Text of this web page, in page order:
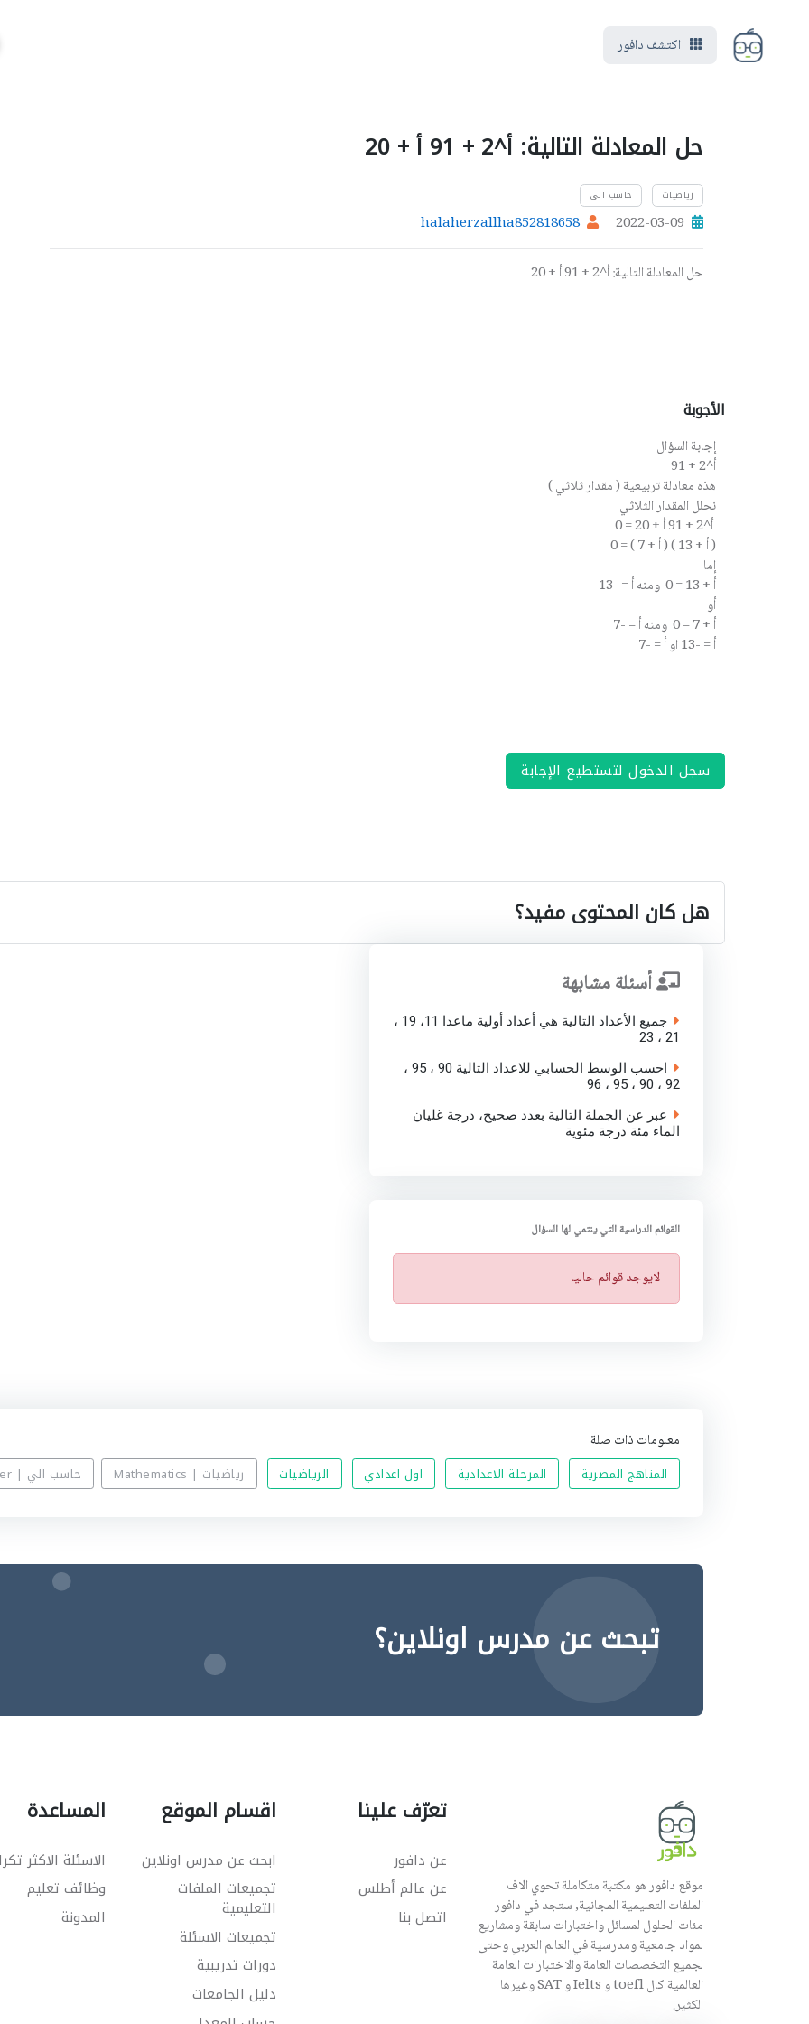
اكتشف دافور
حل المعادلة التالية: أ^2 + 91 أ + 20
رياضيات حاسب الي
2022-03-09
halaherzallha852818658
حل المعادلة التالية: أ^2 + 91 أ + 20
الأجوبة
إجابة السؤال
أ^2 + 91
هذه معادلة تربيعية ( مقدار ثلاثي )
نحلل المقدار الثلاثي
أ^2 + 91 أ + 20 = 0
( أ + 13 ) ( أ + 7 ) = 0
إما
أ + 13 = 0 ومنه أ = -13
أو
أ + 7 = 0 ومنه أ = -7
أ = -13 او أ = -7
سجل الدخول لتستطيع الإجابة
هل كان المحتوى مفيد؟
أسئلة مشابهة
جميع الأعداد التالية هي أعداد أولية ماعدا 11، 19 ،
21 ، 23
احسب الوسط الحسابي للاعداد التالية 90 ، 95 ،
92 ، 90 ، 95 ، 96
عبر عن الجملة التالية بعدد صحيح، درجة غليان
الماء مئة درجة مئوية
القوائم الدراسية التي ينتمي لها السؤال
ت
ن
لايوجد قوائم حاليا
معلومات ذات صلة
المناهج المصرية المرحلة الاعدادية اول اعدادي الرياضيات رياضيات | Mathematics حاسب الي | Computer
تبحث عن مدرس اونلاين؟
موقع دافور هو مكتبة متكاملة تحوي الاف
الملفات التعليمية المجانية, ستجد في دافور
مئات الحلول لمسائل واختبارات سابقة ومشاريع
لمواد جامعية ومدرسية في العالم العربي وحتى
لجميع التخصصات العامة والاختبارات العامة
العالمية كال toefl و Ielts و SAT وغيرها
الكثير.
تعرّف علينا
عن دافور
عن عالم أطلس
اتصل بنا
اقسام الموقع
ابحث عن مدرس اونلاين
تجميعات الملفات
التعليمية
تجميعات الاسئلة
دورات تدريبية
دليل الجامعات
المساعدة
الاسئلة الاكثر
وظائف تعليم
المدونة